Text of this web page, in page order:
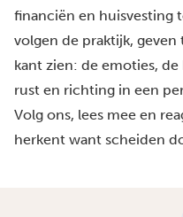
financiën en huisvesting
volgen de praktijk,
kant zien: de emoties,
rust en richting in een
Volg ons, lees mee en
herkent want scheiden